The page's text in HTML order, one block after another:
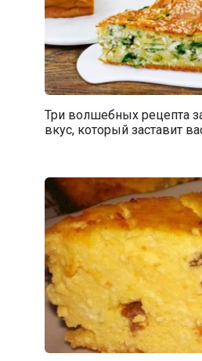
Три волшебных рецепта
вкус, который заставит